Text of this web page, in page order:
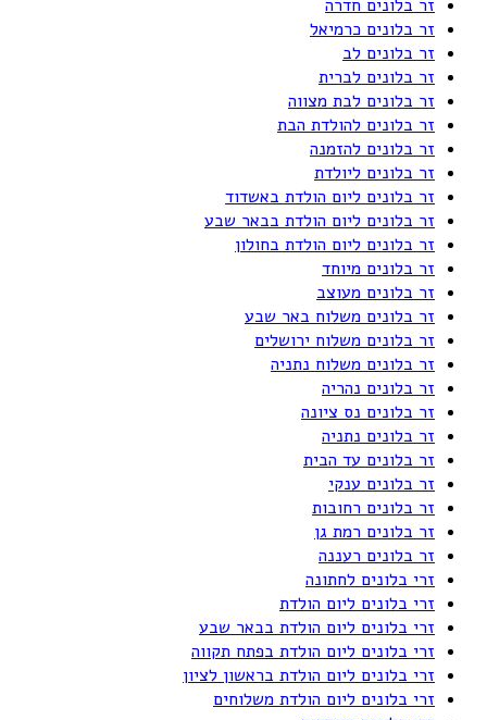
זר בלונים חדרה
זר בלונים כרמיאל
זר בלונים לב
זר בלונים לברית
זר בלונים לבת מצווה
זר בלונים להולדת הבת
זר בלונים להזמנה
זר בלונים ליולדת
זר בלונים ליום הולדת באשדוד
זר בלונים ליום הולדת בבאר שבע
זר בלונים ליום הולדת בחולון
זר בלונים מיוחד
זר בלונים מעוצב
זר בלונים משלוח באר שבע
זר בלונים משלוח ירושלים
זר בלונים משלוח נתניה
זר בלונים נהריה
זר בלונים נס ציונה
זר בלונים נתניה
זר בלונים עד הבית
זר בלונים ענקי
זר בלונים רחובות
זר בלונים רמת גן
זר בלונים רעננה
זרי בלונים לחתונה
זרי בלונים ליום הולדת
זרי בלונים ליום הולדת בבאר שבע
זרי בלונים ליום הולדת בפתח תקווה
זרי בלונים ליום הולדת בראשון לציון
זרי בלונים ליום הולדת משלוחים